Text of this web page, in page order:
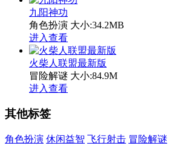
九阳神功
角色扮演 大小:34.2MB
进入查看
火柴人联盟最新版
冒险解谜 大小:84.9M
进入查看
其他标签
角色扮演 休闲益智 飞行射击 冒险解谜